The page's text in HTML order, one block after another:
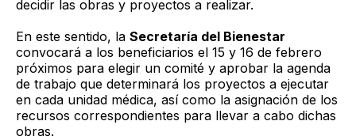
decidir las obras y proyectos a realizar.
En este sentido, la Secretaría del Bienestar
convocará a los beneficiarios el 15 y 16 de febrero
próximos para elegir un comité y aprobar la agenda
de trabajo que determinará los proyectos a ejecutar
en cada unidad médica, así como la asignación de los
recursos correspondientes para llevar a cabo dichas
obras.